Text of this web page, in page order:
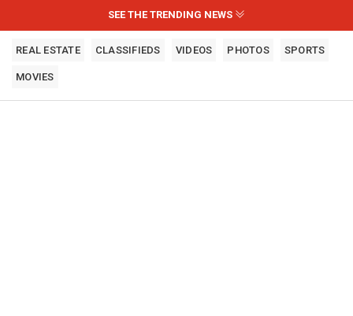
SEE THE TRENDING NEWS
REAL ESTATE CLASSIFIEDS VIDEOS PHOTOS SPORTS
MOVIES